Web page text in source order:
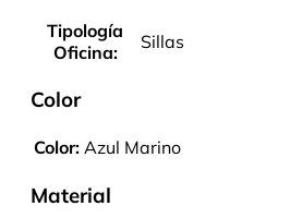
Tipología
Oficina:
Sillas
Color
Color: Azul Marino
Material